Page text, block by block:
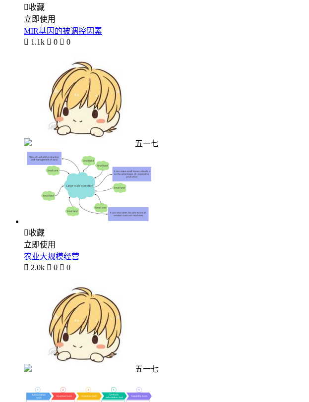
收藏
立即使用
MIR基因的被调控因素
 1.1k  0  0
五一七
收藏
立即使用
农业大规模经营
 2.0k  0  0
五一七